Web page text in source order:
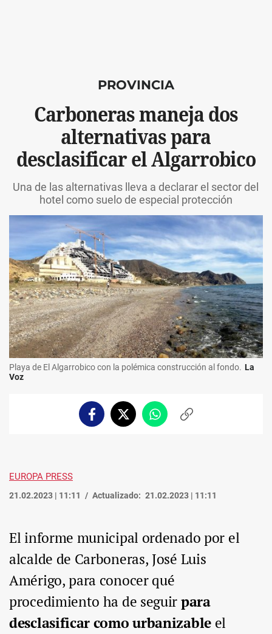
PROVINCIA
Carboneras maneja dos
alternativas para
desclasificar el Algarrobico
Una de las alternativas lleva a declarar el sector del
hotel como suelo de especial protección
Playa de El Algarrobico con la polémica construcción al fondo. La
Voz
FacebookTwitterWhatsappCopiar
EUROPA PRESS
21.02.2023 | 11:11 Actualizado: 21.02.2023 | 11:11
El informe municipal ordenado por el
alcalde de Carboneras, José Luis
Amérigo, para conocer qué
procedimiento ha de seguirpara
desclasificar como urbanizable el